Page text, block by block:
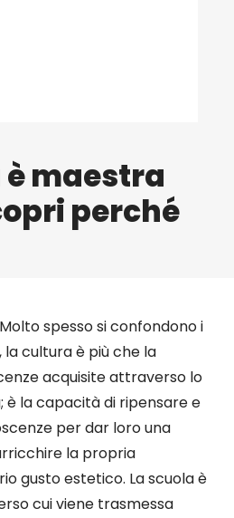
è maestra
perché
spesso si confondono i
cultura è più che la
acquisite attraverso lo
è la capacità di ripensare e
per dar loro una
la propria
gusto estetico. La scuola è
cui viene trasmessa